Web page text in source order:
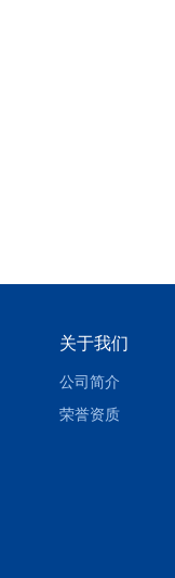
关于我们
公司简介
荣誉资质